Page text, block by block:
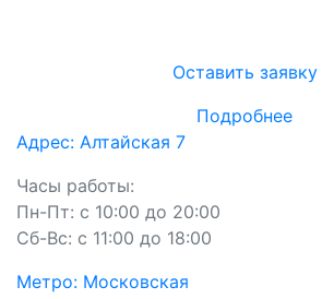
Оставить заявку
Подробнее
Адрес: Алтайская 7
Часы работы:
Пн-Пт: с 10:00 до 20:00
Сб-Вс: с 11:00 до 18:00
Метро: Московская